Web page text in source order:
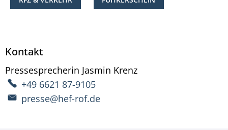
Kontakt
Pressesprecherin Jasmin Krenz
+49 6621 87-9105
presse@hef-rof.de